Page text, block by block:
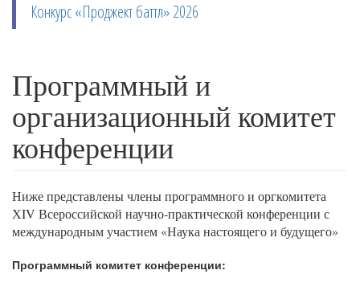
Конкурс «Проджект баттл» 2026
Программный и
организационный комитет
конференции
Ниже представлены члены программного и оргкомитета
ХIV Всероссийской научно-практической конференции с
международным участием «Наука настоящего и будущего»
Программный комитет конференции: